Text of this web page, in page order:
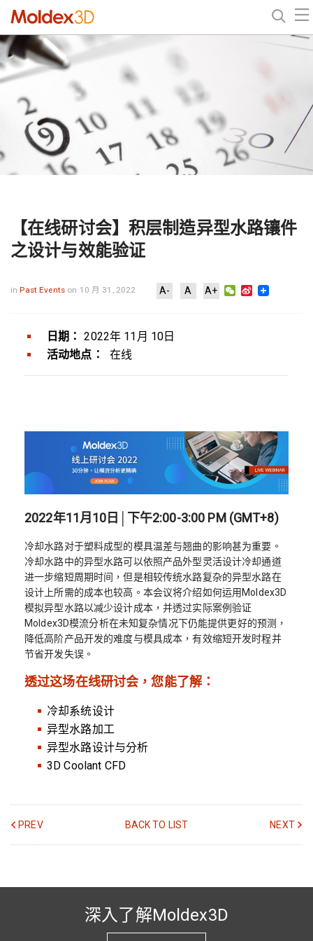
【在线研讨会】积层制造异型水路镶件
之设计与效能验证
inPast Events on 10 月 31, 2022 A- A A+ WeChat
Sina
日期：
2022年 11月 10日
活动地点：
在线
2022年11月10日│下午2:00-3:00 PM (GMT+8)
冷却水路对于塑料成型的模具温差与翘曲的影响甚为重要。
冷却水路中的异型水路可以依照产品外型灵活设计冷却通道
进一步缩短周期时间，但是相较传统水路复杂的异型水路在
设计上所需的成本也较高。本会议将介绍如何运用Moldex3D
模拟异型水路以减少设计成本，并透过实际案例验证
Moldex3D模流分析在未知复杂情况下仍能提供更好的预测，
降低高阶产品开发的难度与模具成本，有效缩短开发时程并
节省开发失误。
透过这场在线研讨会，您能了解：
冷却系统设计
异型水路加工
异型水路设计与分析
3D Coolant CFD
PREV BACK TO LIST NEXT
深入了解Moldex3D